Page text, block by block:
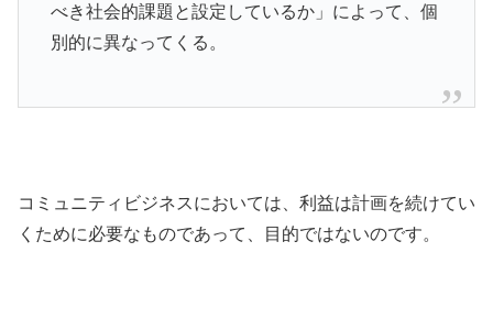
べき社会的課題と設定しているか」によって、個
別的に異なってくる。
コミュニティビジネスにおいては、利益は計画を続けてい
くために必要なものであって、目的ではないのです。